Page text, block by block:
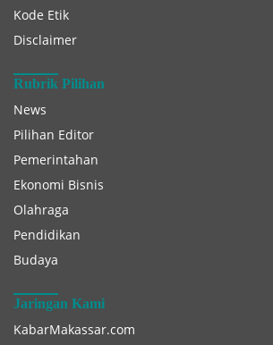
Kode Etik
Disclaimer
Rubrik Pilihan
News
Pilihan Editor
Pemerintahan
Ekonomi Bisnis
Olahraga
Pendidikan
Budaya
Jaringan Kami
KabarMakassar.com